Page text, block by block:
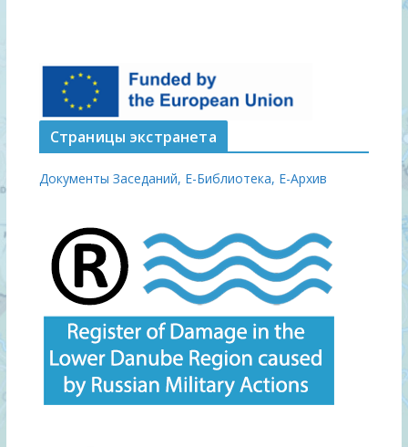
Страницы экстранета
Документы Заседаний, Е-Библиотека, Е-Архив